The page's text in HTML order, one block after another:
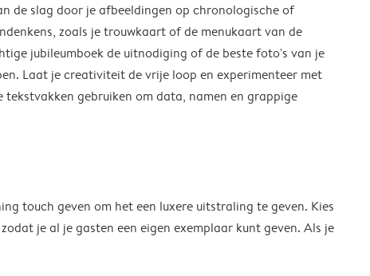
de slag door je afbeeldingen op chronologische of
zoals je trouwkaart of de menukaart van de
jubileumboek de uitnodiging of de beste foto's van je
Laat je creativiteit de vrije loop en experimenteer met
gebruiken om data, namen en grappige
touch geven om het een luxere uitstraling te geven. Kies
je al je gasten een eigen exemplaar kunt geven. Als je